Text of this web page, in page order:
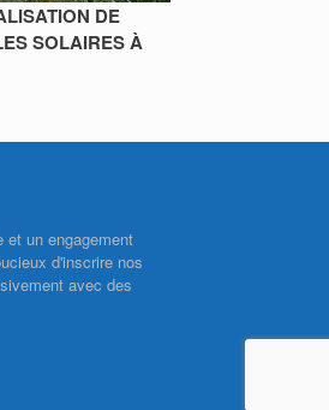
DE
SOLAIRES À
et un engagement
d'inscrire nos
avec des